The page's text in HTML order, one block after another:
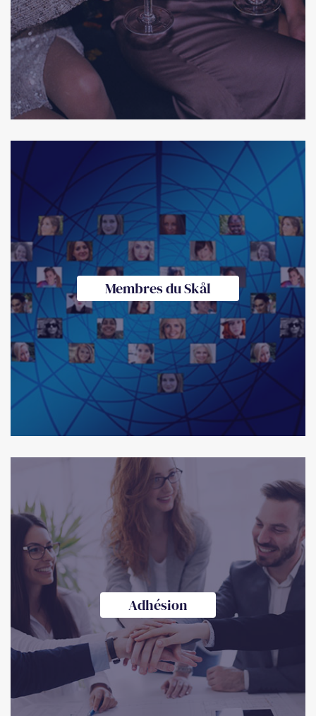
Membres du Skål
Adhésion